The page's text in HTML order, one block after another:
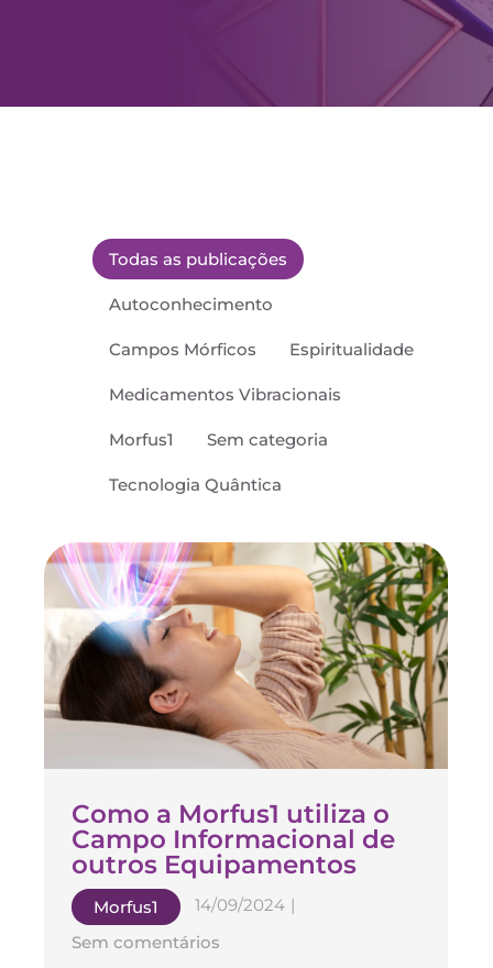
Todas as publicações
Autoconhecimento
Campos Mórficos Espiritualidade
Medicamentos Vibracionais
Morfus1 Sem categoria
Tecnologia Quântica
Como a Morfus1 utiliza o
Campo Informacional de
outros Equipamentos
Morfus1 14/09/2024 |
Sem comentários